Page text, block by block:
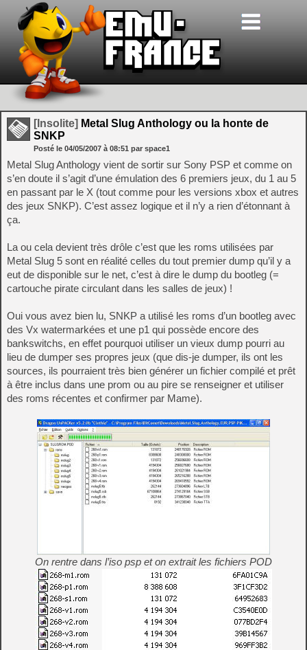
[Insolite] Metal Slug Anthology ou la honte de
SNKP
Posté le 04/05/2007 à 08:51 par space1
Metal Slug Anthology vient de sortir sur Sony PSP et comme on
s’en doute il s’agit d’une émulation des 6 premiers jeux, du 1 au 5
en passant par le X (tout comme pour les versions xbox et autres
des jeux SNKP). C’est assez logique et il n’y a rien d’étonnant à
ça.
La ou cela devient très drôle c’est que les roms utilisées par
Metal Slug 5 sont en réalité celles du tout premier dump qu’il y a
eut de disponible sur le net, c’est à dire le dump du bootleg (=
cartouche pirate circulant dans les salles de jeux) !
Oui vous avez bien lu, SNKP a utilisé les roms d’un bootleg avec
des Vx watermarkées et une p1 qui possède encore des
bankswitchs, en effet pourquoi utiliser un vieux dump pourri au
lieu de dumper ses propres jeux (que dis-je dumper, ils ont les
sources, ils pourraient très bien générer un fichier compilé et prêt
à être inclus dans une prom ou au pire se renseigner et utiliser
des roms récentes et confirmer par Mame).
On rentre dans l’iso psp et on extrait les fichiers POD